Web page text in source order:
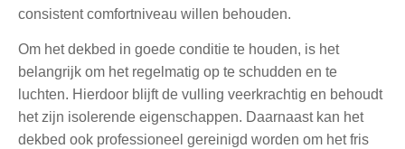
consistent comfortniveau willen behouden.
Om het dekbed in goede conditie te houden, is het
belangrijk om het regelmatig op te schudden en te
luchten. Hierdoor blijft de vulling veerkrachtig en behoudt
het zijn isolerende eigenschappen. Daarnaast kan het
dekbed ook professioneel gereinigd worden om het fris